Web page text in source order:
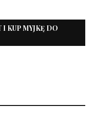
I KUP MYJKĘ DO